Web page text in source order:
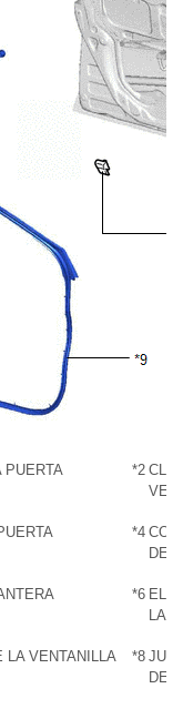
PUERTA *2
*4
*6
LA
LA VENTANILLA
*8